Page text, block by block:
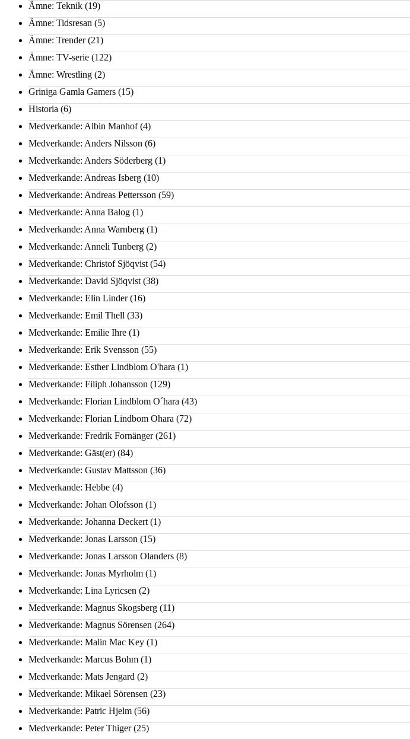
Ämne: Teknik (19)
Ämne: Tidsresan (5)
Ämne: Trender(21)
Ämne: TV-serie (122)
Ämne: Wrestling (2)
Griniga Gamla Gamers (15)
Historia (6)
Medverkande: Albin Manhof(4)
Medverkande: Anders Nilsson (6)
Medverkande: Anders Söderberg (1)
Medverkande: Andreas Isberg (10)
Medverkande: Andreas Pettersson (59)
Medverkande: Anna Balog (1)
Medverkande: Anna Warnberg (1)
Medverkande: Anneli Tunberg (2)
Medverkande: Christof Sjöqvist (54)
Medverkande: David Sjöqvist (38)
Medverkande: Elin Linder(16)
Medverkande: Emil Thell (33)
Medverkande: Emilie Ihre (1)
Medverkande: Erik Svensson (55)
Medverkande: Esther Lindblom O'hara (1)
Medverkande: Filiph Johansson (129)
Medverkande: Florian Lindblom O´hara (43)
Medverkande: Florian Lindbom Ohara (72)
Medverkande: Fredrik Fornänger(261)
Medverkande: Gäst(er) (84)
Medverkande: Gustav Mattsson (36)
Medverkande: Hebbe (4)
Medverkande: Johan Olofsson (1)
Medverkande: Johanna Deckert (1)
Medverkande: Jonas Larsson (15)
Medverkande: Jonas Larsson Olanders (8)
Medverkande: Jonas Myrholm (1)
Medverkande: Lina Lyricsen (2)
Medverkande: Magnus Skogsberg (11)
Medverkande: Magnus Sörensen (264)
Medverkande: Malin Mac Key (1)
Medverkande: Marcus Bohm (1)
Medverkande: Mats Jengard (2)
Medverkande: Mikael Sörensen (23)
Medverkande: Patric Hjelm (56)
Medverkande: Peter Thiger(25)